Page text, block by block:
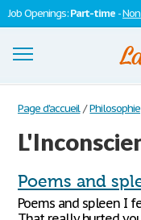
Job Openings:Part-time -
Dissertations
S'inscrire
Se connecter
Contactez-nous
Page d'accueil / Philosophie
Poems and
Poems and spleen I